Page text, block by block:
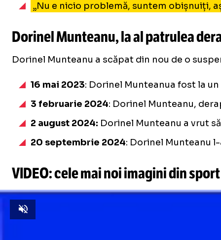
„Nu e nicio problemă, suntem obișnuiți,
Dorinel Munteanu, la al patrulea
Dorinel Munteanu a scăpat din nou de o
16 mai 2023: Dorinel Munteanua fost la
3 februarie 2024: Dorinel Munteanu,
2 august 2024: Dorinel Munteanu a vrut
20 septembrie 2024: Dorinel Munteanu
VIDEO: cele mai noi imagini din sport
Unmute